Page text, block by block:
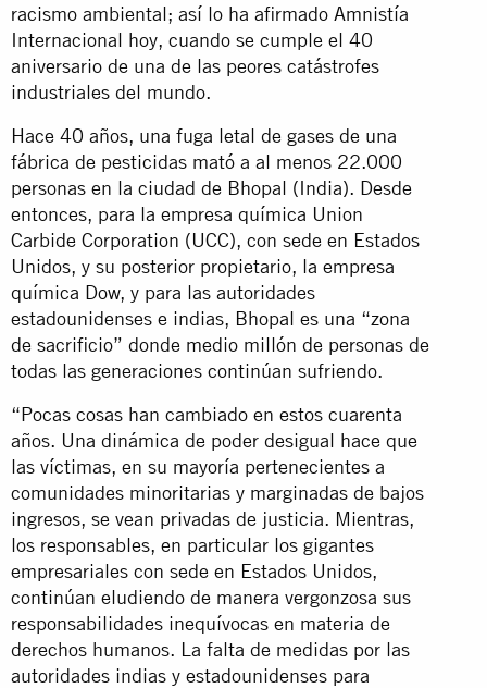
racismo ambiental; así lo ha afirmado Amnistía
Internacional hoy, cuando se cumple el 40
aniversario de una de las peores catástrofes
industriales del mundo.
Hace 40 años, una fuga letal de gases de una
fábrica de pesticidas mató a al menos 22.000
personas en la ciudad de Bhopal (India). Desde
entonces, para la empresa química Union
Carbide Corporation (UCC), con sede en Estados
Unidos, y su posterior propietario, la empresa
química Dow, y para las autoridades
estadounidenses e indias, Bhopal es una “zona
de sacrificio” donde medio millón de personas de
todas las generaciones continúan sufriendo.
“Pocas cosas han cambiado en estos cuarenta
años. Una dinámica de poder desigual hace que
las víctimas, en su mayoría pertenecientes a
comunidades minoritarias y marginadas de bajos
ingresos, se vean privadas de justicia. Mientras,
los responsables, en particular los gigantes
empresariales con sede en Estados Unidos,
continúan eludiendo de manera vergonzosa sus
responsabilidades inequívocas en materia de
derechos humanos. La falta de medidas por las
autoridades indias y estadounidenses para